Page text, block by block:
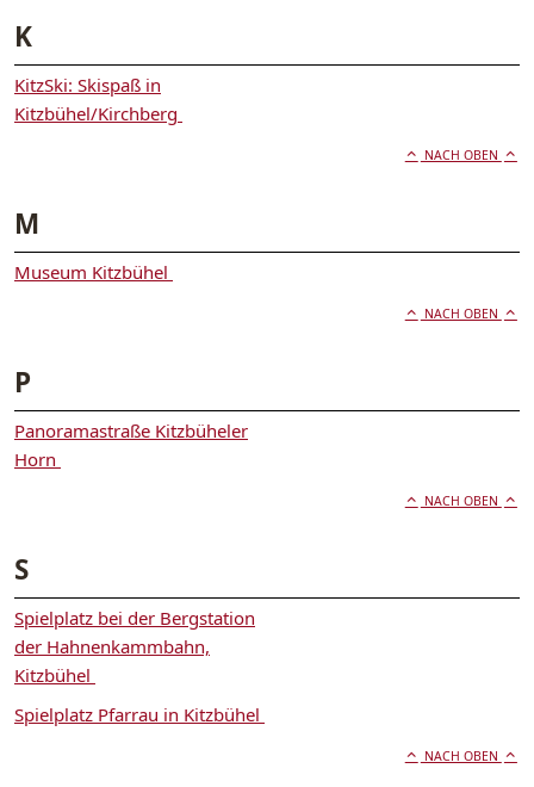
K
KitzSki: Skispaß in
Kitzbühel/Kirchberg
NACH OBEN
M
Museum Kitzbühel
NACH OBEN
P
Panoramastraße Kitzbüheler
Horn
NACH OBEN
S
Spielplatz bei der Bergstation
der Hahnenkammbahn,
Kitzbühel
Spielplatz Pfarrau in Kitzbühel
NACH OBEN